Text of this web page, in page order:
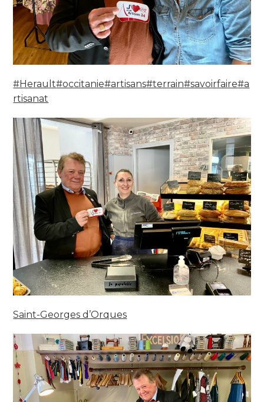
#Herault#occitanie#artisans#terrain#savoirfaire#a
rtisanat
Saint-Georges d’Orques